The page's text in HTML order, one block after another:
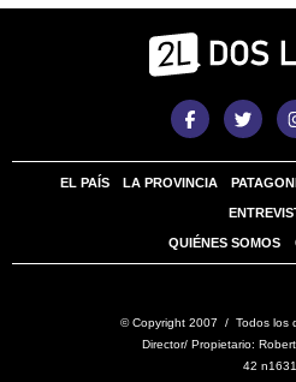
EL PAÍS LA PROVINCIA
QUIÉNES SOMOS
© Copyright 2007 / Todos los
Director/ Propietario:
42 n1631